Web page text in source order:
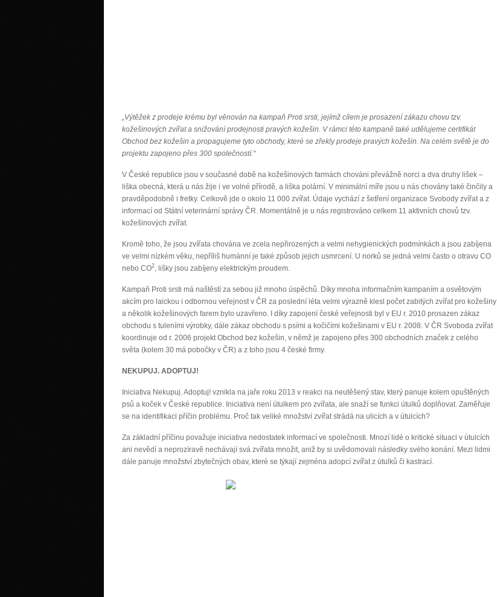
„Výtěžek z prodeje krému byl věnován na kampaň Proti srsti, jejímž cílem je prosazení zákazu chovu tzv.
kožešinových zvířat a snižování prodejnosti pravých kožešin. V rámci této kampaně také udělujeme certifikát
Obchod bez kožešin a propagujeme tyto obchody, které se zřekly prodeje pravých kožešin. Na celém světě je do
projektu zapojeno přes 300 společností.“
V České republice jsou v současné době na kožešinových farmách chováni převážně norci a dva druhy lišek –
liška obecná, která u nás žije i ve volné přírodě, a liška polární. V minimální míře jsou u nás chovány také činčily a
pravděpodobně i fretky. Celkově jde o okolo 11 000 zvířat. Údaje vychází z šetření organizace Svobody zvířat a z
informací od Státní veterinární správy ČR. Momentálně je u nás registrováno celkem 11 aktivních chovů tzv.
kožešinových zvířat.
Kromě toho, že jsou zvířata chována ve zcela nepřirozených a velmi nehygienických podmínkách a jsou zabíjena
ve velmi nízkém věku, nepříliš humánní je také způsob jejich usmrcení. U norků se jedná velmi často o otravu CO
nebo CO2, lišky jsou zabíjeny elektrickým proudem.
Kampaň Proti srsti má naštěstí za sebou již mnoho úspěchů. Díky mnoha informačním kampaním a osvětovým
akcím pro laickou i odbornou veřejnost v ČR za poslední léta velmi výrazně klesl počet zabitých zvířat pro kožešiny
a několik kožešinových farem bylo uzavřeno. I díky zapojení české veřejnosti byl v EU r. 2010 prosazen zákaz
obchodu s tuleními výrobky, dále zákaz obchodu s psími a kočičími kožešinami v EU r. 2008. V ČR Svoboda zvířat
koordinuje od r. 2006 projekt Obchod bez kožešin, v němž je zapojeno přes 300 obchodních značek z celého
světa (kolem 30 má pobočky v ČR) a z toho jsou 4 české firmy.
NEKUPUJ. ADOPTUJ!
Iniciativa Nekupuj. Adoptuj! vznikla na jaře roku 2013 v reakci na neutěšený stav, který panuje kolem opuštěných
psů a koček v České republice. Iniciativa není útulkem pro zvířata, ale snaží se funkci útulků doplňovat. Zaměřuje
se na identifikaci příčin problému. Proč tak veliké množství zvířat strádá na ulicích a v útulcích?
Za základní příčinu považuje iniciativa nedostatek informací ve společnosti. Mnozí lidé o kritické situaci v útulcích
ani nevědí a neprozíravě nechávají svá zvířata množit, aniž by si uvědomovali následky svého konání. Mezi lidmi
dále panuje množství zbytečných obav, které se týkají zejména adopcí zvířat z útulků či kastrací.